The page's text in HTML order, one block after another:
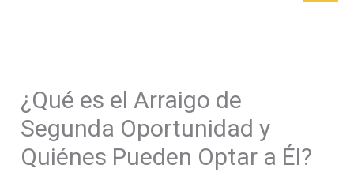
¿Qué es el Arraigo de
Segunda Oportunidad y
Quiénes Pueden Optar a Él?